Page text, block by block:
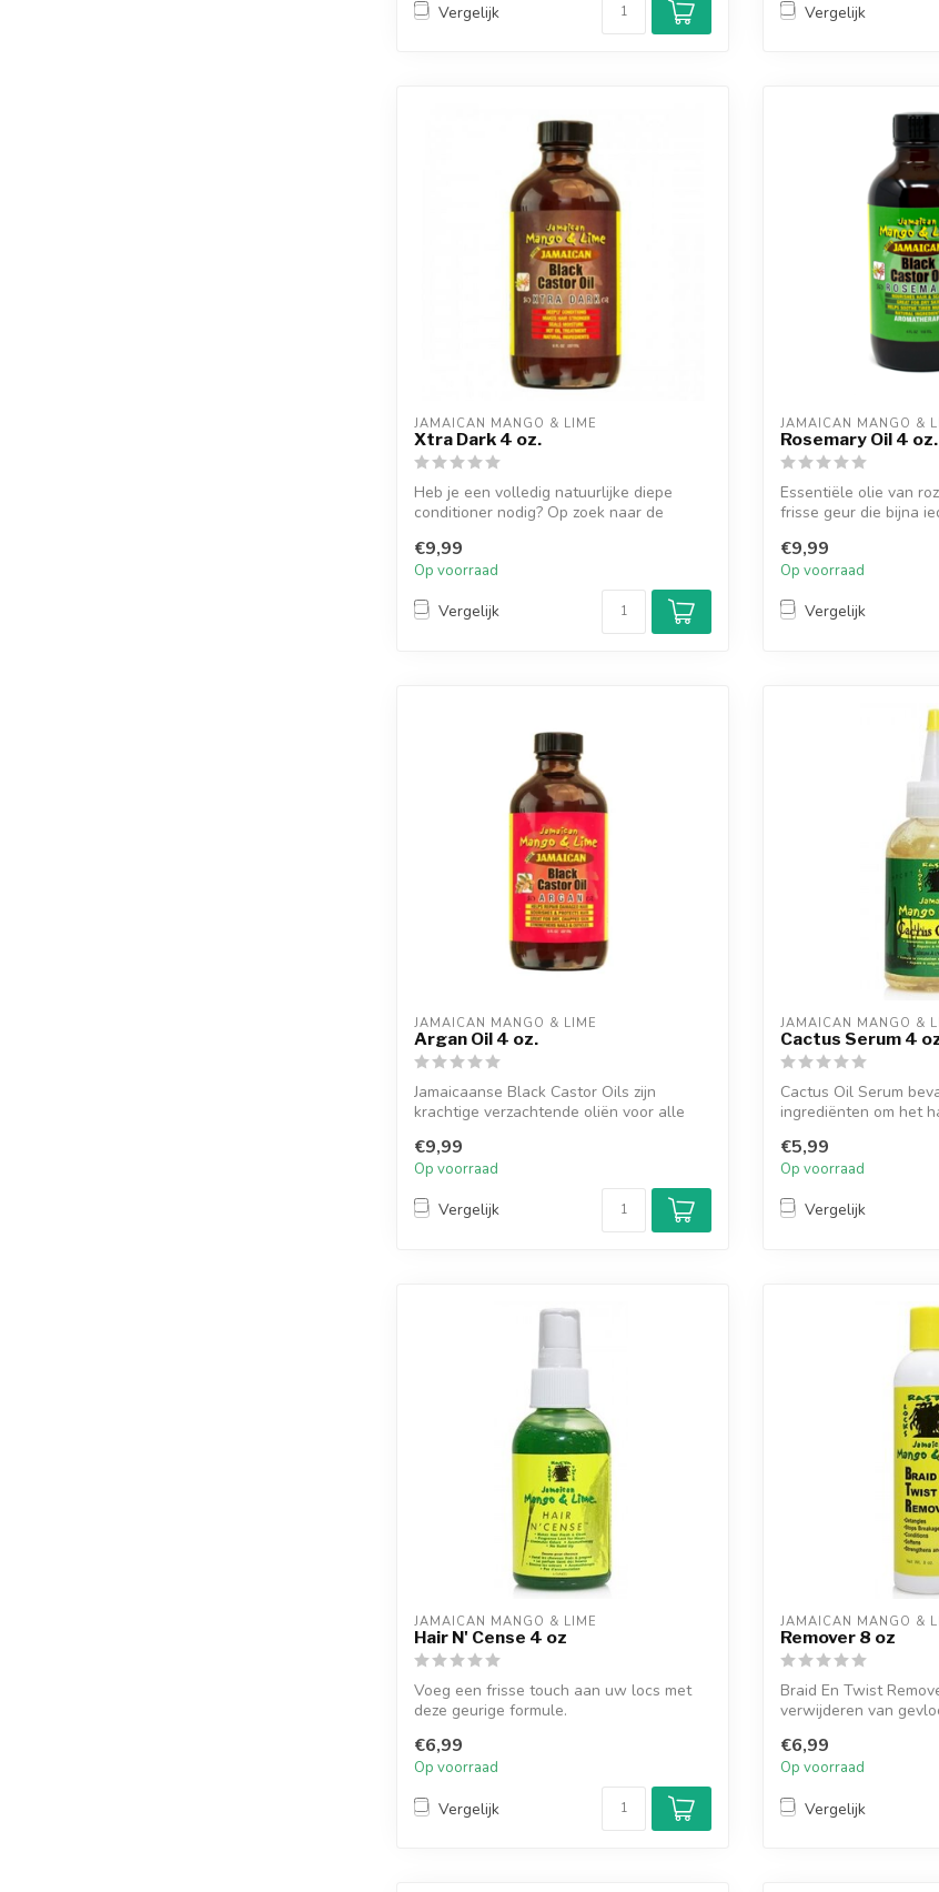
Vergelijk Vergelijk
JAMAICAN MANGO & LIME
Xtra Dark 4 oz.
Heb je een volledig natuurlijke diepe
conditioner nodig? Op zoek naar de
€9,99
Op voorraad
Vergelijk
JAMAICAN MANGO &
Rosemary Oil 4 oz.
Essentiële olie van
frisse geur die bijna
€9,99
Op voorraad
Vergelijk
JAMAICAN MANGO & LIME
Argan Oil 4 oz.
Jamaicaanse Black Castor Oils zijn
krachtige verzachtende oliën voor alle
€9,99
Op voorraad
Vergelijk
JAMAICAN MANGO &
Cactus Serum 4
Cactus Oil Serum
ingrediënten om het
€5,99
Op voorraad
Vergelijk
JAMAICAN MANGO & LIME
Hair N' Cense 4 oz
Voeg een frisse touch aan uw locs met
deze geurige formule.
€6,99
Op voorraad
Vergelijk
JAMAICAN MANGO &
Remover 8 oz
Braid En Twist
verwijderen van
€6,99
Op voorraad
Vergelijk